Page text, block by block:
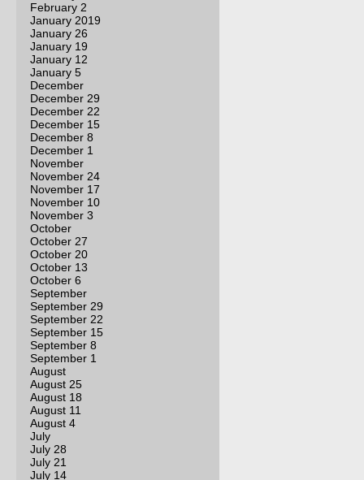
February 2
January 2019
January 26
January 19
January 12
January 5
December
December 29
December 22
December 15
December 8
December 1
November
November 24
November 17
November 10
November 3
October
October 27
October 20
October 13
October 6
September
September 29
September 22
September 15
September 8
September 1
August
August 25
August 18
August 11
August 4
July
July 28
July 21
July 14